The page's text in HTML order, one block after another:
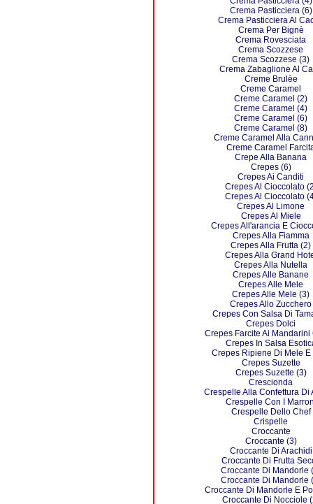
Crema Pasticciera (6)
Crema Pasticciera Al
Crema Per Bignè
Crema Rovesciata
Crema Scozzese
Crema Scozzese (3)
Crema Zabaglione Al
Creme Brulèe
Creme Caramel
Creme Caramel (2)
Creme Caramel (4)
Creme Caramel (6)
Creme Caramel (8)
Creme Caramel Alla
Creme Caramel
Crepe Alla Banana
Crepes (6)
Crepes Ai Canditi
Crepes Al Cioccolato
Crepes Al Cioccolato
Crepes Al Limone
Crepes Al Miele
Crepes All'arancia E
Crepes Alla Fiamma
Crepes Alla Frutta (2)
Crepes Alla Grand
Crepes Alla Nutella
Crepes Alle Banane
Crepes Alle Mele
Crepes Alle Mele (3)
Crepes Allo Zucchero
Crepes Con Salsa Di
Crepes Dolci
Crepes Farcite Ai Mandarini
Crepes In Salsa
Crepes Ripiene Di Mele E
Crepes Suzette
Crepes Suzette (3)
Crescionda
Crespelle Alla Confettura Di
Crespelle Con I
Crespelle Dello Chef
Crispelle
Croccante
Croccante (3)
Croccante Di Arachidi
Croccante Di Frutta
Croccante Di Mandorle
Croccante Di Mandorle
Croccante Di Mandorle E
Croccante Di Nocciole